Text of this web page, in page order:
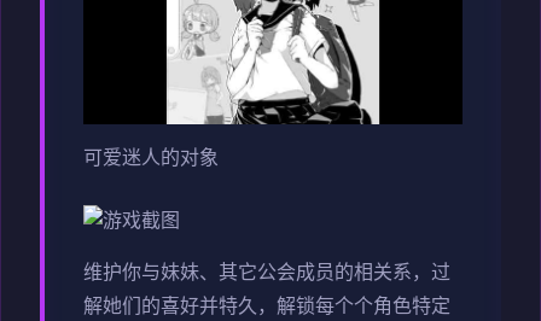
可爱迷人的对象
维护你与妹妹、其它公会成员的相关系，过
解她们的喜好并特久，解锁每个个角色特定